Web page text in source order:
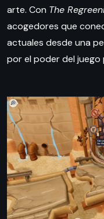
arte. Con The
acogedores que
actuales desde una
por el poder del